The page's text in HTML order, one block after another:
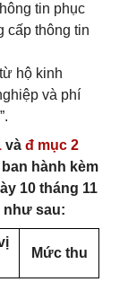
tin phục
cấp thông tin
hộ kinh
và phí
và đ mục 2
hành kèm
10 tháng 11
như sau:
Mức thu